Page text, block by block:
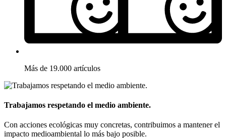
Más de 19.000 artículos
Trabajamos respetando el medio ambiente.
Con acciones ecológicas muy concretas, contribuimos a mantener el
impacto medioambiental lo más bajo posible.